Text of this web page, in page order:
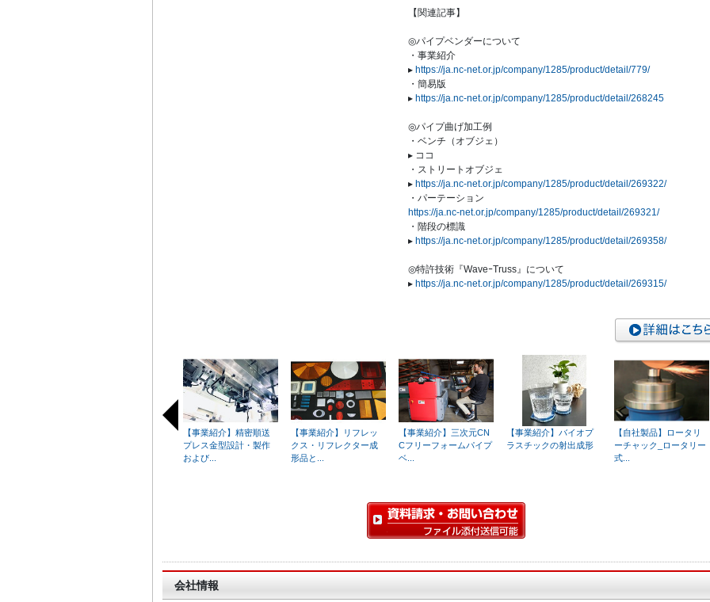
【関連記事】
◎パイプベンダーについて
・事業紹介
▸ https://ja.nc-net.or.jp/company/1285/product/detail/779/
・簡易版
▸ https://ja.nc-net.or.jp/company/1285/product/detail/268245
◎パイプ曲げ加工例
・ベンチ（オブジェ）
▸ ココ
・ストリートオブジェ
▸ https://ja.nc-net.or.jp/company/1285/product/detail/269322/
・パーテーション
https://ja.nc-net.or.jp/company/1285/product/detail/269321/
・階段の標識
▸ https://ja.nc-net.or.jp/company/1285/product/detail/269358/
◎特許技術『WaveｰTruss』について
▸ https://ja.nc-net.or.jp/company/1285/product/detail/269315/
【事業紹介】精密順送
プレス金型設計・製作
および...
【事業紹介】リフレッ
クス・リフレクター成
形品と...
【事業紹介】三次元CN
Cフリーフォームパイプ
ベ...
【事業紹介】バイオプ
ラスチックの射出成形
【自社製品】ロータリ
ーチャック_ロータリー
式...
1
o
f
会社情報